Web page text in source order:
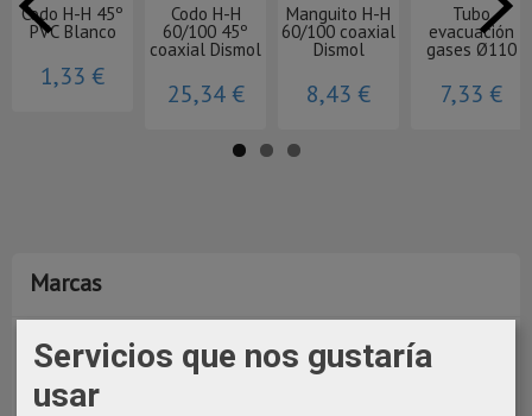
Marcas
Codo H-H 45º
PVC Blanco
1,33 €
Codo H-H
60/100 45º
coaxial Dismol
25,34 €
Manguito H-H
60/100 coaxial
Dismol
8,43 €
Tubo
evacuación
gases Ø110
7,33 €
Servicios que nos gustaría
usar